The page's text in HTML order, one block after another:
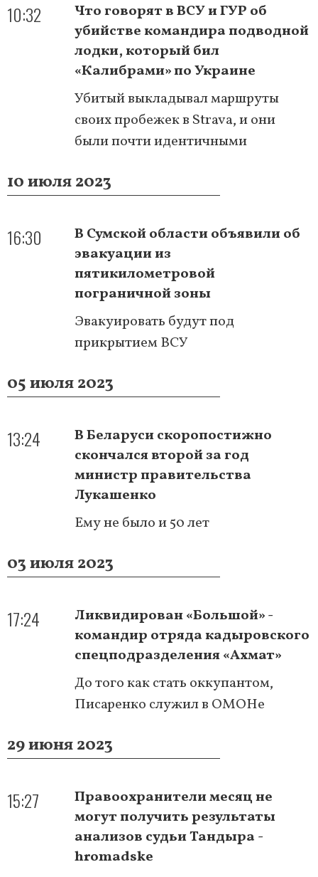
10:32
Что говорят в ВСУ и ГУР об
убийстве командира подводной
лодки, который бил
«Калибрами» по Украине
Убитый выкладывал маршруты
своих пробежек в Strava, и они
были почти идентичными
10 июля 2023
16:30
В Сумской области объявили об
эвакуации из
пятикилометровой
пограничной зоны
Эвакуировать будут под
прикрытием ВСУ
05 июля 2023
13:24
В Беларуси скоропостижно
скончался второй за год
министр правительства
Лукашенко
Ему не было и 50 лет
03 июля 2023
17:24
Ликвидирован «Большой» -
командир отряда кадыровского
спецподразделения «Ахмат»
До того как стать оккупантом,
Писаренко служил в ОМОНе
29 июня 2023
15:27
Правоохранители месяц не
могут получить результаты
анализов судьи Тандыра -
hromadske